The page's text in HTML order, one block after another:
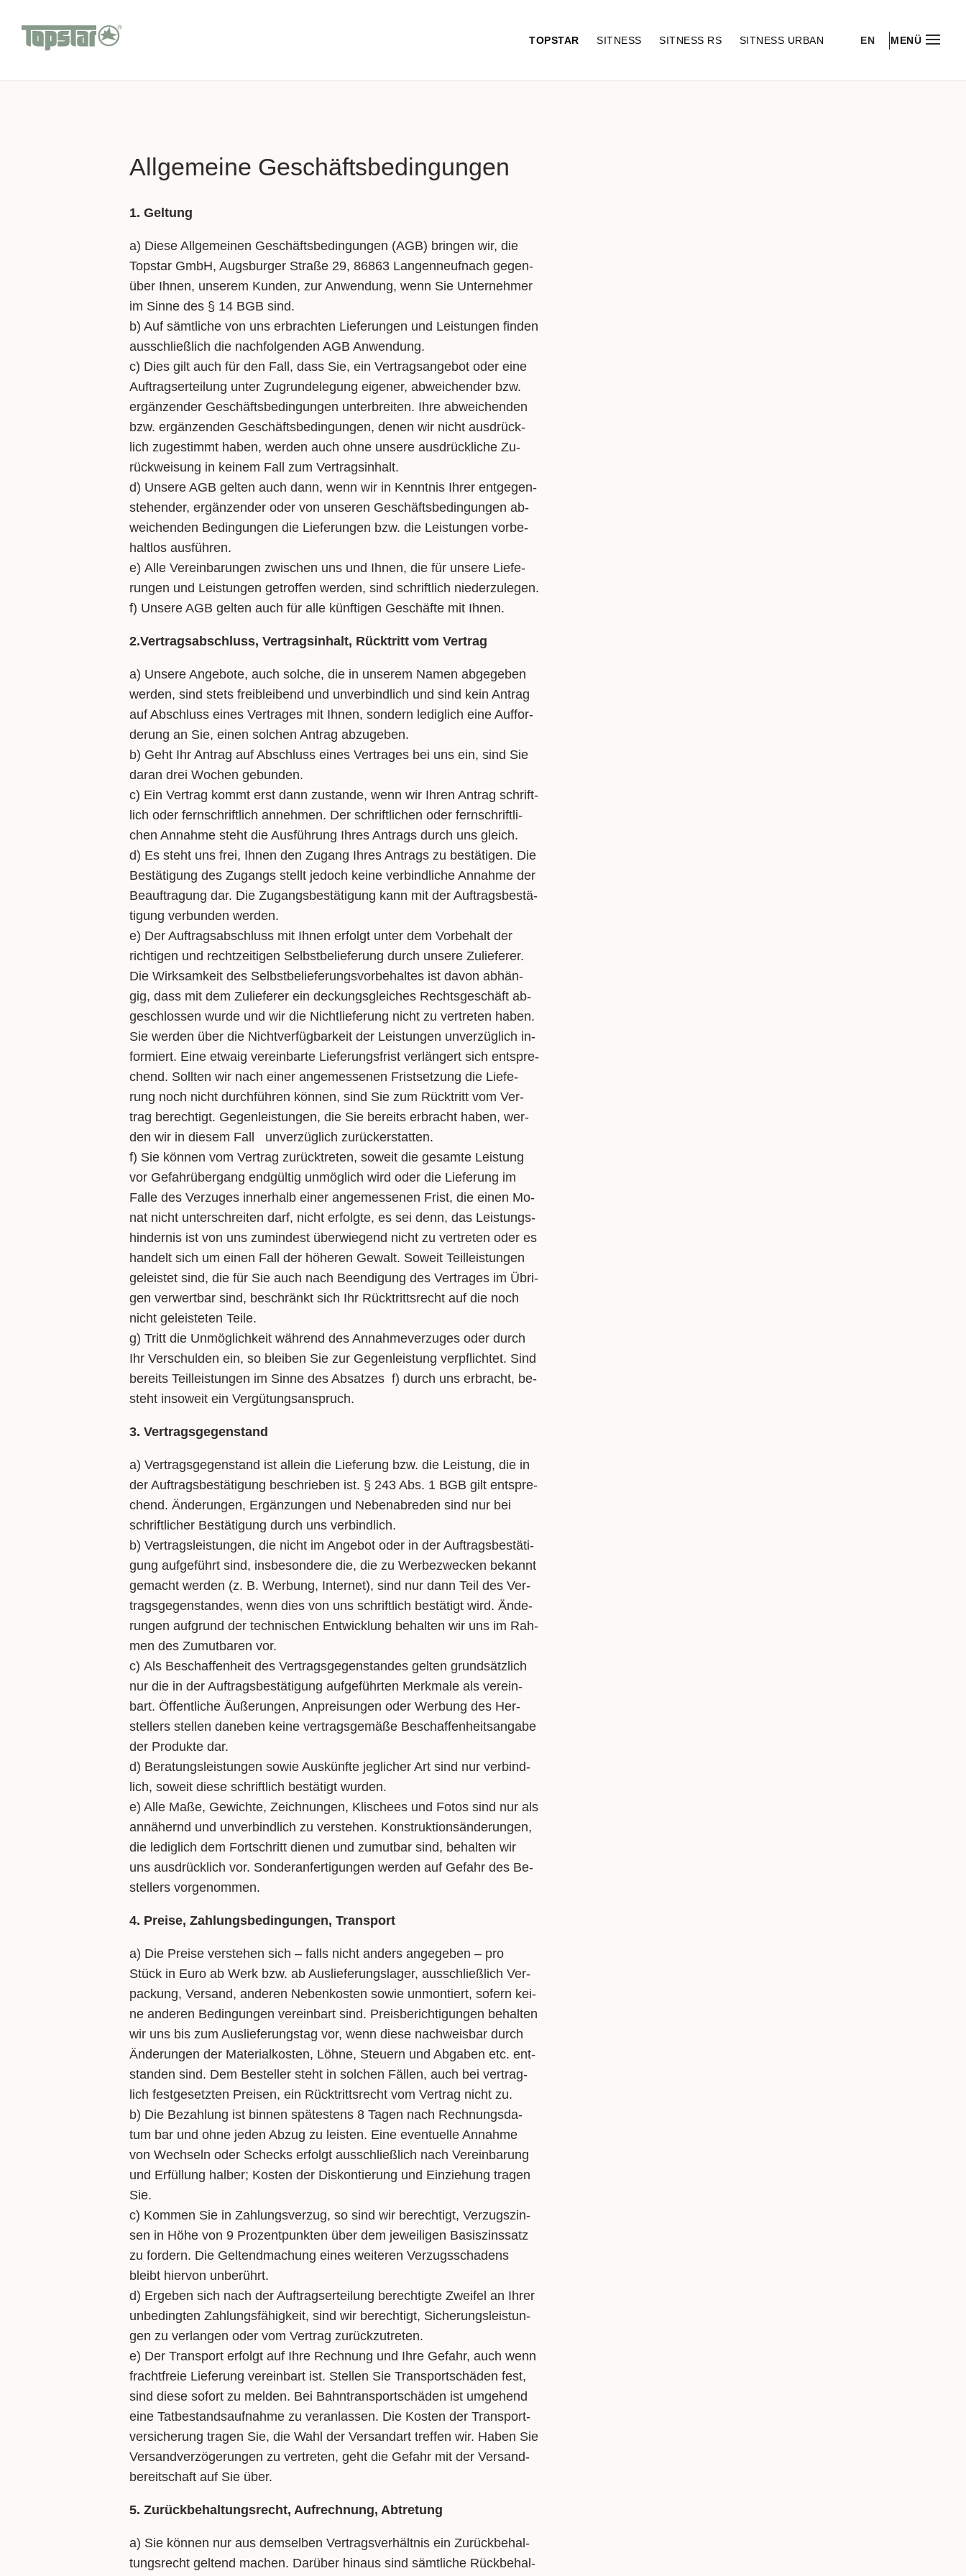
TOPSTAR SITNESS SITNESS RS SITNESS URBAN EN MENÜ
Allgemeine Geschäftsbedingungen
1. Geltung
a) Die­se All­ge­mei­nen Ge­schäfts­be­din­gun­gen (AGB) brin­gen wir, die
Top­star GmbH, Augs­bur­ger Stra­ße 29, 86863 Lan­gen­neuf­nach ge­gen­
über Ih­nen, un­se­rem Kun­den, zur An­wen­dung, wenn Sie Un­ter­neh­mer
im Sin­ne des § 14 BGB sind.
b) Auf sämt­li­che von uns er­brach­ten Lie­fe­run­gen und Leis­tun­gen fin­den
aus­schließ­lich die nach­fol­gen­den AGB An­wen­dung.
c) Dies gilt auch für den Fall, dass Sie, ein Ver­trags­an­ge­bot oder ei­ne
Auf­trags­er­tei­lung un­ter Zu­grun­de­le­gung ei­ge­ner, ab­wei­chen­der bzw.
er­gän­zen­der Ge­schäfts­be­din­gun­gen un­ter­brei­ten. Ih­re ab­wei­chen­den
bzw. er­gän­zen­den Ge­schäfts­be­din­gun­gen, de­nen wir nicht aus­drück­
lich zu­ge­stimmt ha­ben, wer­den auch oh­ne un­se­re aus­drück­li­che Zu­
rück­wei­sung in kei­nem Fall zum Ver­trags­in­halt.
d) Un­se­re AGB gel­ten auch dann, wenn wir in Kennt­nis Ih­rer ent­ge­gen­
ste­hen­der, er­gän­zen­der oder von un­se­ren Ge­schäfts­be­din­gun­gen ab­
wei­chen­den Be­din­gun­gen die Lie­fe­run­gen bzw. die Leis­tun­gen vor­be­
halt­los aus­füh­ren.
e) Al­le Ver­ein­ba­run­gen zwi­schen uns und Ih­nen, die für un­se­re Lie­fe­
run­gen und Leis­tun­gen ge­trof­fen wer­den, sind schrift­lich nie­der­zu­le­gen.
f) Un­se­re AGB gel­ten auch für al­le künf­ti­gen Ge­schäf­te mit Ih­nen.
2.Vertragsabschluss, Vertragsinhalt, Rücktritt vom Vertrag
a) Un­se­re An­ge­bo­te, auch sol­che, die in un­se­rem Na­men ab­ge­ge­ben
wer­den, sind stets freiblei­bend und un­ver­bind­lich und sind kein An­trag
auf Ab­schluss ei­nes Ver­tra­ges mit Ih­nen, son­dern le­dig­lich ei­ne Auf­for­
de­rung an Sie, ei­nen sol­chen An­trag ab­zu­ge­ben.
b) Geht Ihr An­trag auf Ab­schluss ei­nes Ver­tra­ges bei uns ein, sind Sie
dar­an drei Wo­chen ge­bun­den.
c) Ein Ver­trag kommt erst dann zu­stan­de, wenn wir Ih­ren An­trag schrift­
lich oder fern­schrift­lich an­neh­men. Der schrift­li­chen oder fern­schrift­li­
chen An­nah­me steht die Aus­füh­rung Ih­res An­trags durch uns gleich.
d) Es steht uns frei, Ih­nen den Zu­gang Ih­res An­trags zu be­stä­ti­gen. Die
Be­stä­ti­gung des Zu­gangs stellt je­doch kei­ne ver­bind­li­che An­nah­me der
Be­auf­tra­gung dar. Die Zu­gangs­be­stä­ti­gung kann mit der Auf­trags­be­stä­
ti­gung ver­bun­den wer­den.
e) Der Auf­trags­ab­schluss mit Ih­nen er­folgt un­ter dem Vor­be­halt der
rich­ti­gen und recht­zei­ti­gen Selbst­be­lie­fe­rung durch un­se­re Zu­lie­fe­rer.
Die Wirk­sam­keit des Selbst­be­lie­fe­rungs­vor­be­hal­tes ist da­von ab­hän­
gig, dass mit dem Zu­lie­fe­rer ein de­ckungs­glei­ches Rechts­ge­schäft ab­
ge­schlos­sen wur­de und wir die Nicht­lie­fe­rung nicht zu ver­tre­ten ha­ben.
Sie wer­den über die Nicht­ver­füg­bar­keit der Leis­tun­gen un­ver­züg­lich in­
for­miert. Ei­ne et­waig ver­ein­bar­te Lie­fe­rungs­frist ver­län­gert sich ent­spre­
chend. Soll­ten wir nach ei­ner an­ge­mes­se­nen Frist­set­zung die Lie­fe­
rung noch nicht durch­füh­ren kön­nen, sind Sie zum Rück­tritt vom Ver­
trag be­rech­tigt. Ge­gen­leis­tun­gen, die Sie be­reits er­bracht ha­ben, wer­
den wir in die­sem Fall un­ver­züg­lich zu­rück­er­stat­ten.
f) Sie kön­nen vom Ver­trag zu­rück­tre­ten, so­weit die ge­sam­te Leis­tung
vor Ge­fahr­über­gang end­gül­tig un­mög­lich wird oder die Lie­fe­rung im
Fal­le des Ver­zu­ges in­ner­halb ei­ner an­ge­mes­se­nen Frist, die ei­nen Mo­
nat nicht un­ter­schrei­ten darf, nicht er­folg­te, es sei denn, das Leis­tungs­
hin­der­nis ist von uns zu­min­dest über­wie­gend nicht zu ver­tre­ten oder es
han­delt sich um ei­nen Fall der hö­he­ren Ge­walt. So­weit Teil­leis­tun­gen
ge­leis­tet sind, die für Sie auch nach Be­en­di­gung des Ver­tra­ges im Üb­ri­
gen ver­wert­bar sind, be­schränkt sich Ihr Rück­tritts­recht auf die noch
nicht ge­leis­te­ten Tei­le.
g) Tritt die Un­mög­lich­keit wäh­rend des An­nah­me­ver­zu­ges oder durch
Ihr Ver­schul­den ein, so blei­ben Sie zur Ge­gen­leis­tung ver­pflich­tet. Sind
be­reits Teil­leis­tun­gen im Sin­ne des Ab­sat­zes f) durch uns er­bracht, be­
steht in­so­weit ein Ver­gü­tungs­an­spruch.
3. Vertragsgegenstand
a) Ver­trags­ge­gen­stand ist al­lein die Lie­fe­rung bzw. die Leis­tung, die in
der Auf­trags­be­stä­ti­gung be­schrie­ben ist. § 243 Abs. 1 BGB gilt ent­spre­
chend. Än­de­run­gen, Er­gän­zun­gen und Ne­ben­ab­re­den sind nur bei
schrift­li­cher Be­stä­ti­gung durch uns ver­bind­lich.
b) Ver­trags­leis­tun­gen, die nicht im An­ge­bot oder in der Auf­trags­be­stä­ti­
gung auf­ge­führt sind, ins­be­son­de­re die, die zu Wer­be­zwe­cken be­kannt
ge­macht wer­den (z. B. Wer­bung, In­ter­net), sind nur dann Teil des Ver­
trags­ge­gen­stan­des, wenn dies von uns schrift­lich be­stä­tigt wird. Än­de­
run­gen auf­grund der tech­ni­schen Ent­wick­lung be­hal­ten wir uns im Rah­
men des Zu­mut­ba­ren vor.
c) Als Be­schaf­fen­heit des Ver­trags­ge­gen­stan­des gel­ten grund­sätz­lich
nur die in der Auf­trags­be­stä­ti­gung auf­ge­führ­ten Merk­ma­le als ver­ein­
bart. Öf­fent­li­che Äu­ße­run­gen, An­prei­sun­gen oder Wer­bung des Her­
stel­lers stel­len da­ne­ben kei­ne ver­trags­ge­mä­ße Be­schaf­fen­heits­an­ga­be
der Pro­duk­te dar.
d) Be­ra­tungs­leis­tun­gen so­wie Aus­künf­te jeg­li­cher Art sind nur ver­bind­
lich, so­weit die­se schrift­lich be­stä­tigt wur­den.
e) Al­le Ma­ße, Ge­wich­te, Zeich­nun­gen, Kli­schees und Fo­tos sind nur als
an­nä­hernd und un­ver­bind­lich zu ver­ste­hen. Kon­struk­ti­ons­än­de­run­gen,
die le­dig­lich dem Fort­schritt die­nen und zu­mut­bar sind, be­hal­ten wir
uns aus­drück­lich vor. Son­der­an­fer­ti­gun­gen wer­den auf Ge­fahr des Be­
stel­lers vor­ge­nom­men.
4. Preise, Zahlungsbedingungen, Transport
a) Die Prei­se ver­ste­hen sich – falls nicht an­ders an­ge­ge­ben – pro
Stück in Eu­ro ab Werk bzw. ab Aus­lie­fe­rungs­la­ger, aus­schließ­lich Ver­
pa­ckung, Ver­sand, an­de­ren Ne­ben­kos­ten so­wie un­mon­tiert, so­fern kei­
ne an­de­ren Be­din­gun­gen ver­ein­bart sind. Preis­be­rich­ti­gun­gen be­hal­ten
wir uns bis zum Aus­lie­fe­rungs­tag vor, wenn die­se nach­weis­bar durch
Än­de­run­gen der Ma­te­ri­al­kos­ten, Löh­ne, Steu­ern und Ab­ga­ben etc. ent­
stan­den sind. Dem Be­stel­ler steht in sol­chen Fäl­len, auch bei ver­trag­
lich fest­ge­setz­ten Prei­sen, ein Rück­tritts­recht vom Ver­trag nicht zu.
b) Die Be­zah­lung ist bin­nen spä­tes­tens 8 Ta­gen nach Rech­nungs­da­
tum bar und oh­ne je­den Ab­zug zu leis­ten. Ei­ne even­tu­el­le An­nah­me
von Wech­seln oder Schecks er­folgt aus­schließ­lich nach Ver­ein­ba­rung
und Er­fül­lung hal­ber; Kos­ten der Dis­kon­tie­rung und Ein­zie­hung tra­gen
Sie.
c) Kom­men Sie in Zah­lungs­ver­zug, so sind wir be­rech­tigt, Ver­zugs­zin­
sen in Hö­he von 9 Pro­zent­punk­ten über dem je­wei­li­gen Ba­sis­zins­satz
zu for­dern. Die Gel­tend­ma­chung ei­nes wei­te­ren Ver­zugs­scha­dens
bleibt hier­von un­be­rührt.
d) Er­ge­ben sich nach der Auf­trags­er­tei­lung be­rech­tig­te Zwei­fel an Ih­rer
un­be­ding­ten Zah­lungs­fä­hig­keit, sind wir be­rech­tigt, Si­che­rungs­leis­tun­
gen zu ver­lan­gen oder vom Ver­trag zu­rück­zu­tre­ten.
e) Der Trans­port er­folgt auf Ih­re Rech­nung und Ih­re Ge­fahr, auch wenn
fracht­freie Lie­fe­rung ver­ein­bart ist. Stel­len Sie Trans­port­schä­den fest,
sind die­se so­fort zu mel­den. Bei Bahn­trans­port­schä­den ist um­ge­hend
ei­ne Tat­be­stands­auf­nah­me zu ver­an­las­sen. Die Kos­ten der Trans­port­
ver­si­che­rung tra­gen Sie, die Wahl der Ver­san­dart tref­fen wir. Ha­ben Sie
Ver­sand­ver­zö­ge­run­gen zu ver­tre­ten, geht die Ge­fahr mit der Ver­sand­
be­reit­schaft auf Sie über.
5. Zurückbehaltungsrecht, Aufrechnung, Abtretung
a) Sie kön­nen nur aus dem­sel­ben Ver­trags­ver­hält­nis ein Zu­rück­be­hal­
tungs­recht gel­tend ma­chen. Dar­über hin­aus sind sämt­li­che Rück­be­hal­